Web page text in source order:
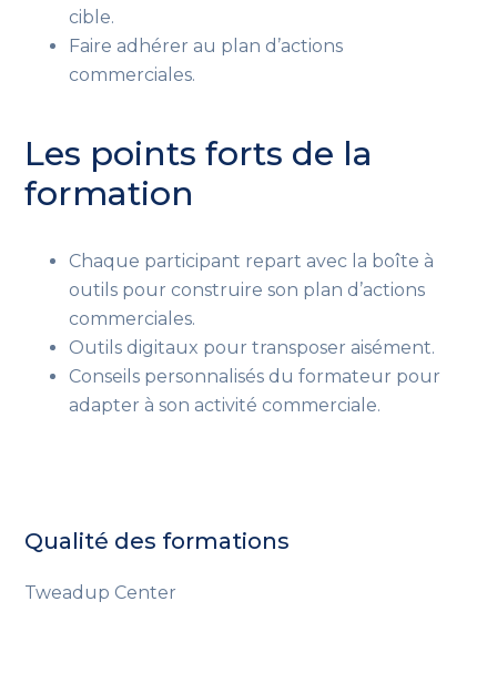
cible.
Faire adhérer au plan d’actions
commerciales.
Les points forts de la
formation
Chaque participant repart avec la boîte à
outils pour construire son plan d’actions
commerciales.
Outils digitaux pour transposer aisément.
Conseils personnalisés du formateur pour
adapter à son activité commerciale.
Qualité des formations
Tweadup Center